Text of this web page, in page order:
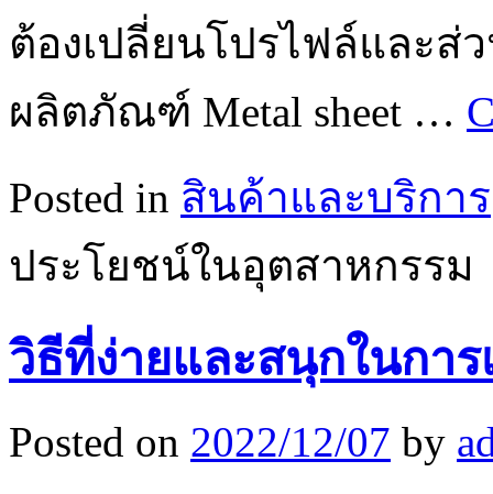
ต้องเปลี่ยนโปรไฟล์และส่
ผลิตภัณฑ์ Metal sheet …
Posted in สินค้าและบริการ
ประโยชน์ในอุตสาหกรรม
วิธีที่ง่ายและสนุกในกา
Posted on 2022/12/07 by